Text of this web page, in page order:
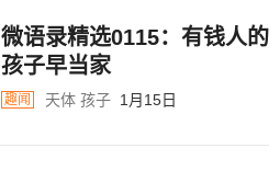
微语录精选0115：有钱人的
孩子早当家
趣闻 天体 孩子 1月15日